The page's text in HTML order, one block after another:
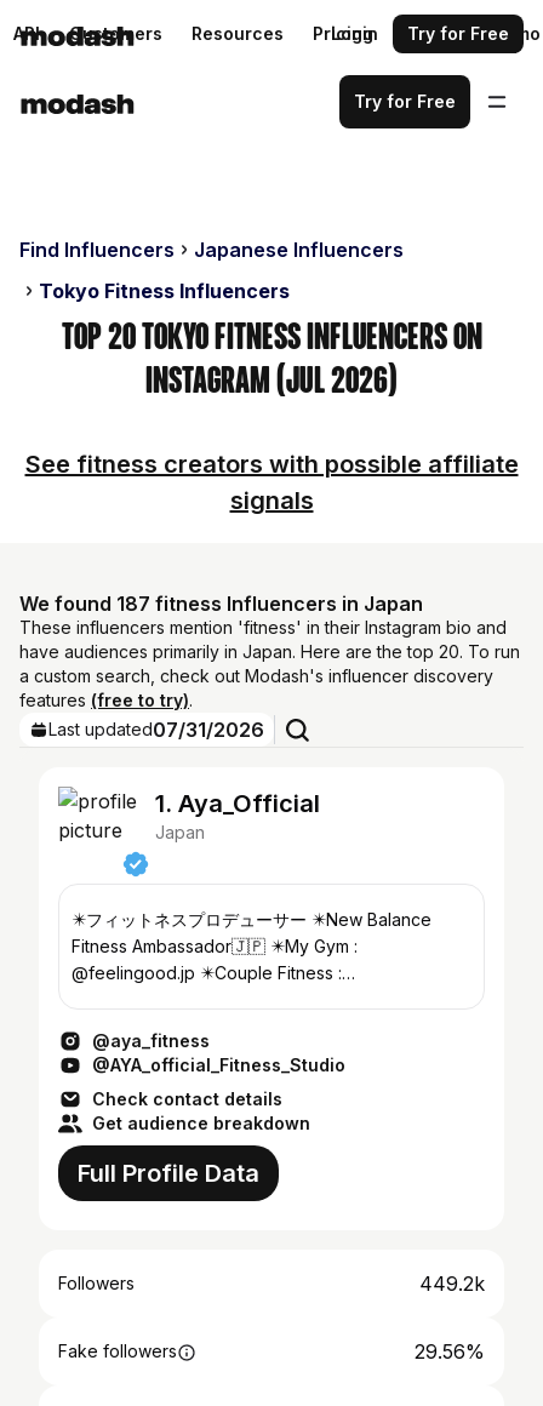
API Customers Resources Pricing Request a demo
Login Try for Free
Try for Free
Find Influencers
Japanese Influencers
Tokyo Fitness Influencers
Top 20 Tokyo Fitness Influencers on
Instagram (Jul 2026)
See fitness creators with possible affiliate
signals
We found 187 fitness Influencers in Japan
These influencers mention 'fitness' in their Instagram bio and
have audiences primarily in Japan. Here are the top 20. To run
a custom search, check out Modash's influencer discovery
features (free to try).
Last updated07/31/2026
1. Aya_Official
Japan
✴️フィットネスプロデューサー ✴️New Balance
Fitness Ambassador🇯🇵 ✴️My Gym :
@feelingood.jp ✴️Couple Fitness :
@aya_fitness
@AYA_official_Fitness_Studio
Check contact details
Get audience breakdown
Full Profile Data
Followers 449.2k
Fake followers 29.56%